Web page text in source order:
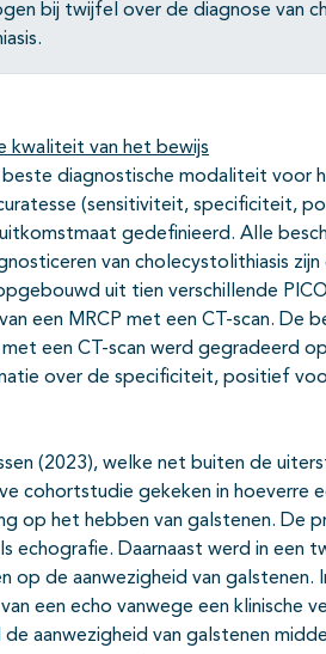
bij twijfel over de diagnose van
kwaliteit van het bewijs
diagnostische modaliteit voor
(sensitiviteit, specificiteit,
gedefinieerd. Alle
van cholecystolithiasis zijn
uit tien verschillende
een MRCP met een CT-scan. De
een CT-scan werd gegradeerd
over de specificiteit, positief
(2023), welke net buiten de
cohortstudie gekeken in hoeverre
op het hebben van galstenen. De
echografie. Daarnaast werd in een
op de aanwezigheid van galstenen.
een echo vanwege een klinische
aanwezigheid van galstenen